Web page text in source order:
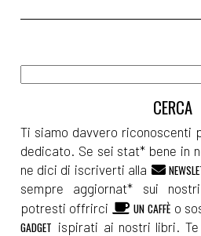
Ti siamo davvero riconoscenti
dedicato. Se sei stat* bene in
ne dici di iscriverti alla
sempre aggiornat* sui
potresti offrirci
UN CAFFÈ o
GADGET ispirati ai nostri libri. Te